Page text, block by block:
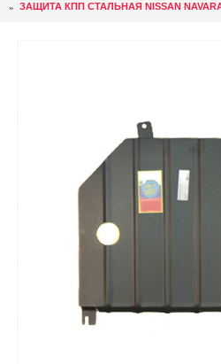
ЗАЩИТА КПП СТАЛЬНАЯ NISSAN NAVARA